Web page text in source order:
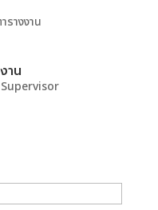
างงาน
าน
Supervisor